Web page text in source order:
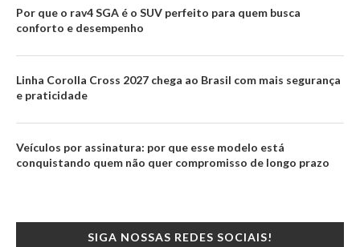
Por que o rav4 SGA é o SUV perfeito para quem busca
conforto e desempenho
Linha Corolla Cross 2027 chega ao Brasil com mais segurança
e praticidade
Veículos por assinatura: por que esse modelo está
conquistando quem não quer compromisso de longo prazo
SIGA NOSSAS REDES SOCIAIS!